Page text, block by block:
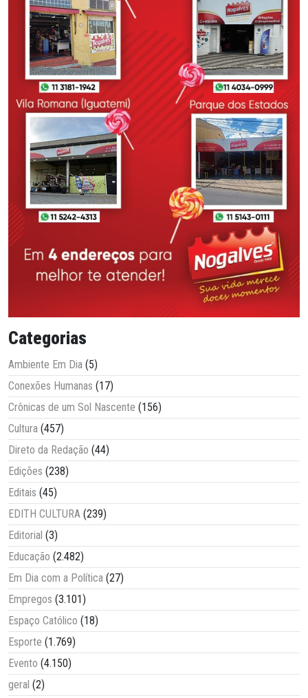
Categorias
Ambiente Em Dia (5)
Conexões Humanas (17)
Crônicas de um Sol Nascente (156)
Cultura (457)
Direto da Redação (44)
Edições (238)
Editais (45)
EDITH CULTURA (239)
Editorial (3)
Educação (2.482)
Em Dia com a Política (27)
Empregos (3.101)
Espaço Católico (18)
Esporte (1.769)
Evento (4.150)
geral (2)